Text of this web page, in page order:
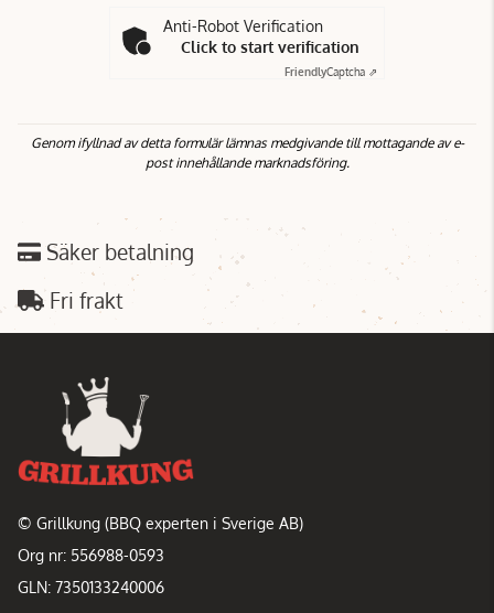
Anti-Robot Verification
Click to start verification
FriendlyCaptcha ⇗
Genom ifyllnad av detta formulär lämnas medgivande till mottagande av e-
post innehållande marknadsföring.
Säker betalning
Fri frakt
© Grillkung (BBQ experten i Sverige AB)
Org nr: 556988-0593
GLN: 7350133240006